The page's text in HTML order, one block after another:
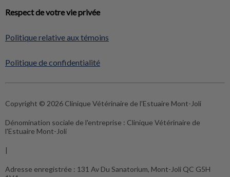
Respect de votre vie privée
Politique relative aux témoins
Politique de confidentialité
Copyright © 2026 Clinique Vétérinaire de l'Estuaire Mont-Joli
Dénomination sociale de l'entreprise : Clinique Vétérinaire de
l'Estuaire Mont-Joli
|
Adresse enregistrée : 131 Av Du Sanatorium, Mont-Joli QC G5H